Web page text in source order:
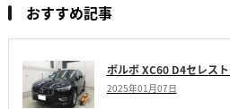
おすすめ記事
ボルボ XC60 D4セレス
2025年01月07日